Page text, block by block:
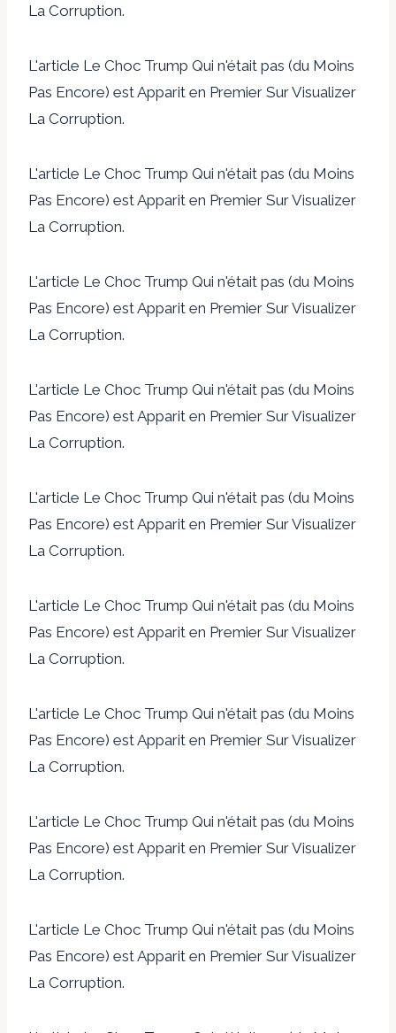
La Corruption.
L'article Le Choc Trump Qui n'était pas (du Moins
Pas Encore) est Apparit en Premier Sur Visualizer
La Corruption.
L'article Le Choc Trump Qui n'était pas (du Moins
Pas Encore) est Apparit en Premier Sur Visualizer
La Corruption.
L'article Le Choc Trump Qui n'était pas (du Moins
Pas Encore) est Apparit en Premier Sur Visualizer
La Corruption.
L'article Le Choc Trump Qui n'était pas (du Moins
Pas Encore) est Apparit en Premier Sur Visualizer
La Corruption.
L'article Le Choc Trump Qui n'était pas (du Moins
Pas Encore) est Apparit en Premier Sur Visualizer
La Corruption.
L'article Le Choc Trump Qui n'était pas (du Moins
Pas Encore) est Apparit en Premier Sur Visualizer
La Corruption.
L'article Le Choc Trump Qui n'était pas (du Moins
Pas Encore) est Apparit en Premier Sur Visualizer
La Corruption.
L'article Le Choc Trump Qui n'était pas (du Moins
Pas Encore) est Apparit en Premier Sur Visualizer
La Corruption.
L'article Le Choc Trump Qui n'était pas (du Moins
Pas Encore) est Apparit en Premier Sur Visualizer
La Corruption.